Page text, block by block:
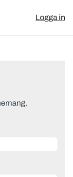
Logga in